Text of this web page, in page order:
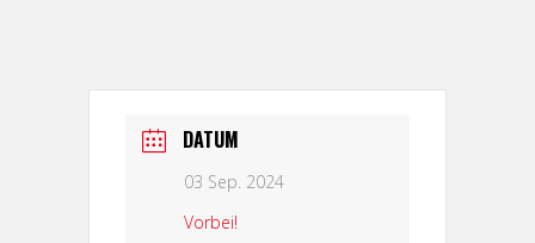
DATUM
03 Sep. 2024
Vorbei!